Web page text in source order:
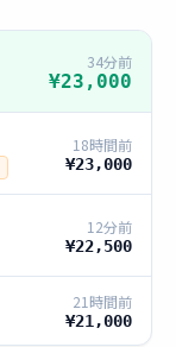
34分前
¥23,000
18時間前
¥23,000
12分前
¥22,500
21時間前
¥21,000